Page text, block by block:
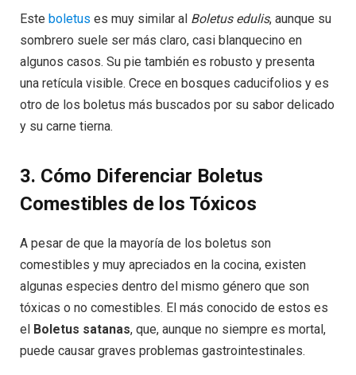
Este boletus es muy similar al Boletus edulis, aunque su
sombrero suele ser más claro, casi blanquecino en
algunos casos. Su pie también es robusto y presenta
una retícula visible. Crece en bosques caducifolios y es
otro de los boletus más buscados por su sabor delicado
y su carne tierna.
3. Cómo Diferenciar Boletus
Comestibles de los Tóxicos
A pesar de que la mayoría de los boletus son
comestibles y muy apreciados en la cocina, existen
algunas especies dentro del mismo género que son
tóxicas o no comestibles. El más conocido de estos es
el Boletus satanas, que, aunque no siempre es mortal,
puede causar graves problemas gastrointestinales.